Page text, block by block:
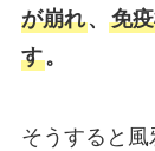
が崩れ、 免
す。
そうすると